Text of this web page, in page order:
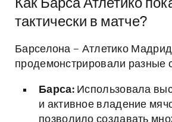
Как Барса Атлетико
тактически в матче?
Барселона – Атлетико Мадрид
продемонстрировали разные
Барса:Использовала
и активное владение
позволило создавать